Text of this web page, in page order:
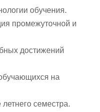
образования
обучения.
промежуточной и
достижений
на
семестра.